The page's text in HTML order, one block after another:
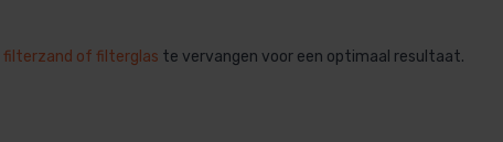
filterzand of filterglas te vervangen voor een optimaal resultaat.